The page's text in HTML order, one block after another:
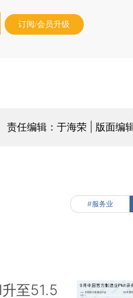
订阅/会员升级
责任编辑：于海荣 | 版面编
#服务业
至51.5